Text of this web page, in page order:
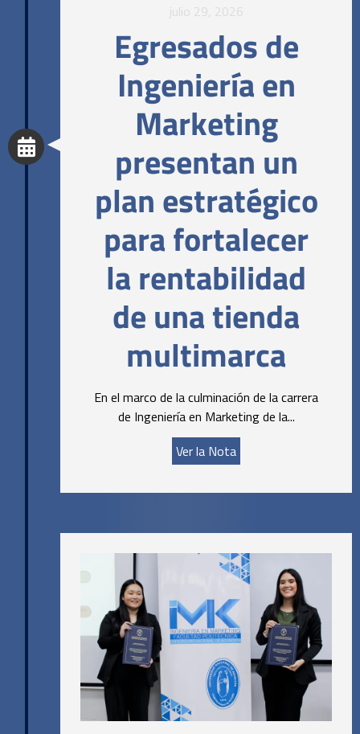
julio 29, 2026
Egresados de
Ingeniería en
Marketing
presentan un
plan estratégico
para fortalecer
la rentabilidad
de una tienda
multimarca
En el marco de la culminación de la carrera
de Ingeniería en Marketing de la...
Ver la Nota